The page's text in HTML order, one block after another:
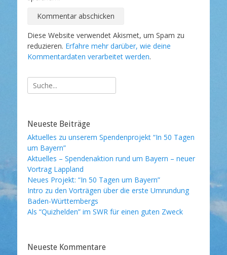
Diese Website verwendet Akismet, um Spam zu
reduzieren. Erfahre mehr darüber, wie deine
Kommentardaten verarbeitet werden.
Suche
nach:
Neueste Beiträge
Aktuelles zu unserem Spendenprojekt “In 50 Tagen
um Bayern”
Aktuelles – Spendenaktion rund um Bayern – neuer
Vortrag Lappland
Neues Projekt: “In 50 Tagen um Bayern”
Intro zu den Vorträgen über die erste Umrundung
Baden-Württembergs
Als “Quizhelden” im SWR für einen guten Zweck
Neueste Kommentare